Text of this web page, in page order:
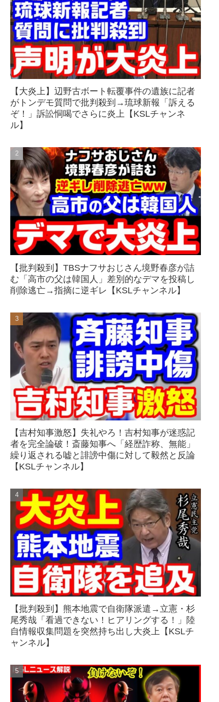
【大炎上】辺野古ボート転覆事件の遺族に記者
がトンデモ質問で批判殺到→琉球新報「訴える
ぞ！」訴訟恫喝でさらに炎上【KSLチャンネ
ル】
【批判殺到】TBSナフサおじさん境野春彦が詰
む「高市の父は韓国人」差別的なデマを投稿し
削除逃亡→指摘に逆ギレ【KSLチャンネル】
【吉村知事激怒】失礼やろ！吉村知事が迷惑記
者を完全論破！斎藤知事へ「経歴詐称、無能」
繰り返される嘘と誹謗中傷に対して毅然と反論
【KSLチャンネル】
【批判殺到】熊本地震で自衛隊派遣→立憲・杉
尾秀哉「看過できない！ヒアリングする！」陸
自情報収集問題を突然持ち出し大炎上【KSLチ
ャンネル】